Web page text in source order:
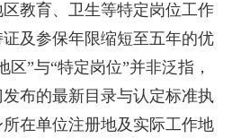
育、卫生等特定岗位工作
及参保年限缩短至五年的优
”与“特定岗位”并非泛指，
布的最新目录与认定标准执
在单位注册地及实际工作地